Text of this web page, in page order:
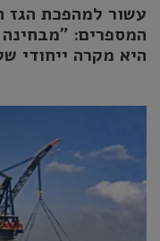
עשור למהפכת
המספרים:
היא מקרה ייחודי